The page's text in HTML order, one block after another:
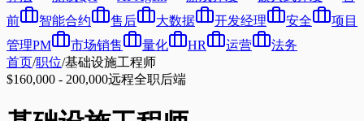
前
智能合约 售后 大数据 开发经理 安全
项目
管理PM
市场销售 量化 HR 运营
法务
首页/职位/基础设施工程师
$160,000 - 200,000远程全职后端